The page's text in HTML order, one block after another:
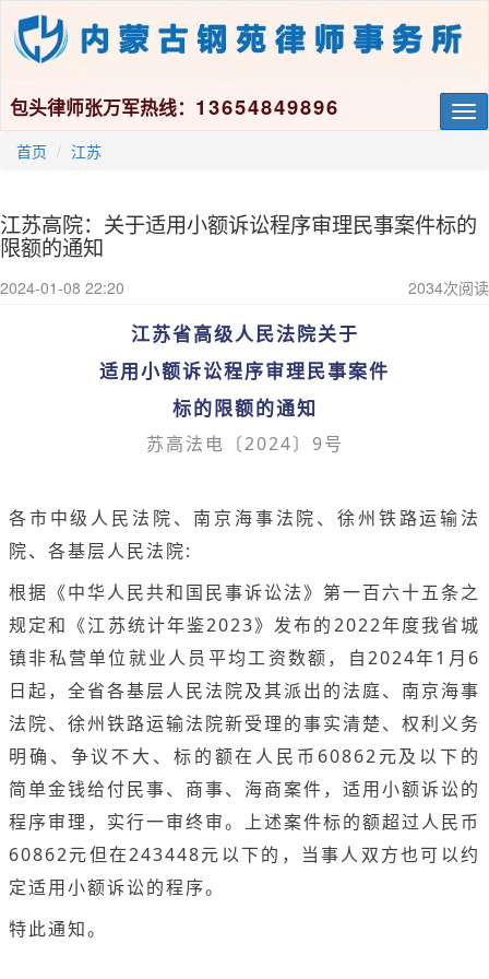
包头律师张万军热线： 13654849896
首页 江苏
江苏高院：关于适用小额诉讼程序审理民事案件标的
限额的通知
2024-01-08 22:20 2034次阅读
江苏省高级人民法院关于
适用小额诉讼程序审理民事案件
标的限额的通知
苏高法电〔2024〕9号
各市中级人民法院、南京海事法院、徐州铁路运输法
院、各基层人民法院:
根据《中华人民共和国民事诉讼法》第一百六十五条之
规定和《江苏统计年鉴2023》发布的2022年度我省城
镇非私营单位就业人员平均工资数额，自2024年1月6
日起，全省各基层人民法院及其派出的法庭、南京海事
法院、徐州铁路运输法院新受理的事实清楚、权利义务
明确、争议不大、标的额在人民币60862元及以下的
简单金钱给付民事、商事、海商案件，适用小额诉讼的
程序审理，实行一审终审。上述案件标的额超过人民币
60862元但在243448元以下的，当事人双方也可以约
定适用小额诉讼的程序。
特此通知。